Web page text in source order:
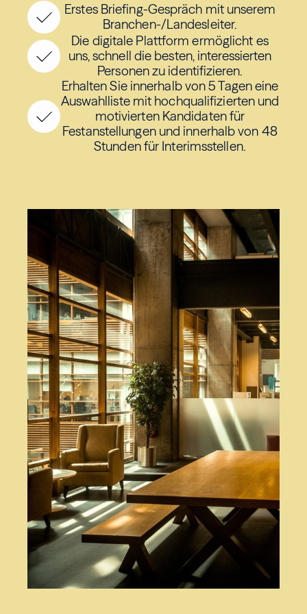
Erstes Briefing-Gespräch mit unserem
Branchen-/Landesleiter.
Die digitale Plattform ermöglicht es
uns, schnell die besten, interessierten
Personen zu identifizieren.
Erhalten Sie innerhalb von 5 Tagen eine
Auswahlliste mit hochqualifizierten und
motivierten Kandidaten für
Festanstellungen und innerhalb von 48
Stunden für Interimsstellen.